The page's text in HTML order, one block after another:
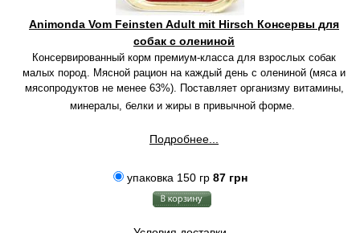
Animonda Vom Feinsten Adult mit Hirsch Консервы для
собак с олениной
Консервированный корм премиум-класса для взрослых собак
малых пород. Мясной рацион на каждый день с олениной (мяса и
мясопродуктов не менее 63%). Поставляет организму витамины,
минералы, белки и жиры в привычной форме.
Подробнее...
упаковка 150 гр 87 грн